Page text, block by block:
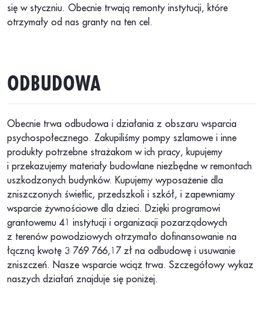
się w styczniu. Obecnie trwają remonty instytucji, które
otrzymały od nas granty na ten cel.
ODBUDOWA
Obecnie trwa odbudowa i działania z obszaru wsparcia
psychospołecznego. Zakupiliśmy pompy szlamowe i inne
produkty potrzebne strażakom w ich pracy, kupujemy
i przekazujemy materiały budowlane niezbędne w remontach
uszkodzonych budynków. Kupujemy wyposażenie dla
zniszczonych świetlic, przedszkoli i szkół, i zapewniamy
wsparcie żywnościowe dla dzieci. Dzięki programowi
grantowemu 41 instytucji i organizacji pozarządowych
z terenów powodziowych otrzymało dofinansowanie na
łączną kwotę 3 769 766,17 zł na odbudowę i usuwanie
zniszczeń. Nasze wsparcie wciąż trwa. Szczegółowy wykaz
naszych działań znajduje się poniżej.